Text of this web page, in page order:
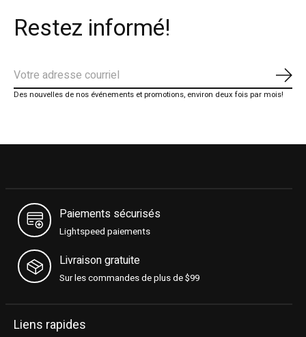
Restez informé!
Des nouvelles de nos événements et promotions, environ deux fois par mois!
Paiements sécurisés
Lightspeed paiements
Livraison gratuite
Sur les commandes de plus de $99
Liens rapides